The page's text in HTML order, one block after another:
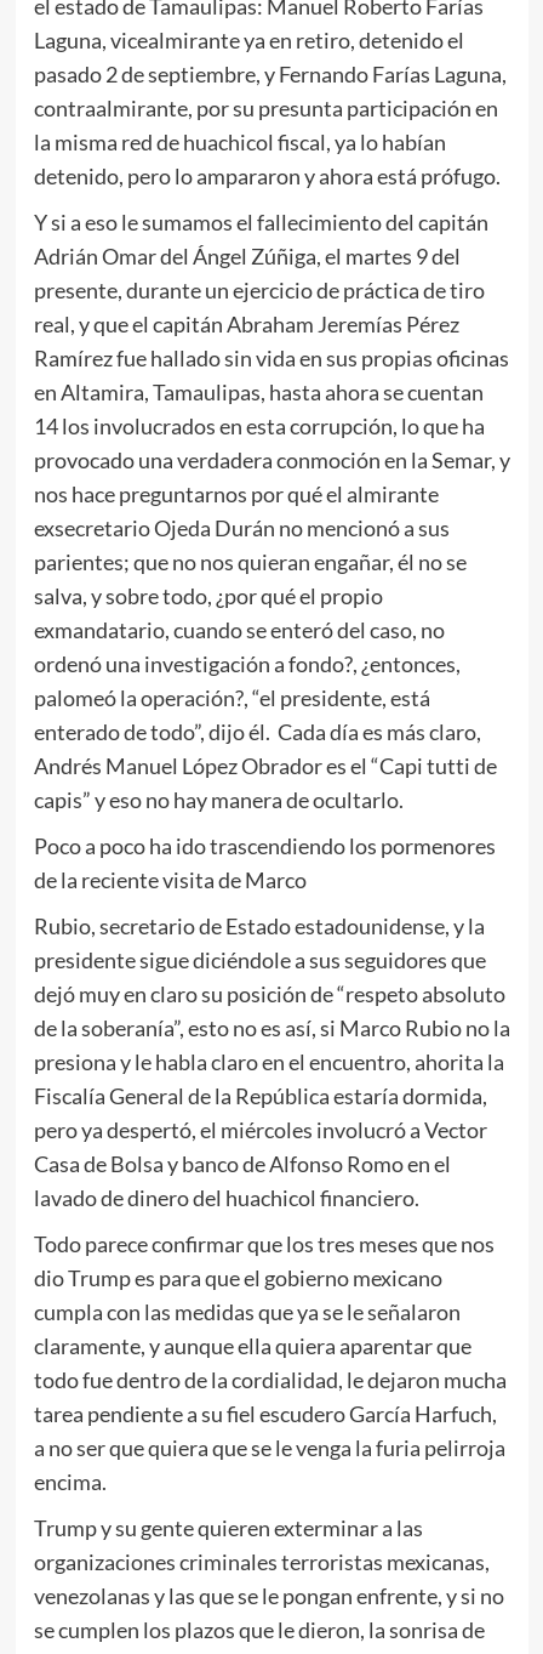
el estado de Tamaulipas: Manuel Roberto Farías
Laguna, vicealmirante ya en retiro, detenido el
pasado 2 de septiembre, y Fernando Farías Laguna,
contraalmirante, por su presunta participación en
la misma red de huachicol fiscal, ya lo habían
detenido, pero lo ampararon y ahora está prófugo.
Y si a eso le sumamos el fallecimiento del capitán
Adrián Omar del Ángel Zúñiga, el martes 9 del
presente, durante un ejercicio de práctica de tiro
real, y que el capitán Abraham Jeremías Pérez
Ramírez fue hallado sin vida en sus propias oficinas
en Altamira, Tamaulipas, hasta ahora se cuentan
14 los involucrados en esta corrupción, lo que ha
provocado una verdadera conmoción en la Semar, y
nos hace preguntarnos por qué el almirante
exsecretario Ojeda Durán no mencionó a sus
parientes; que no nos quieran engañar, él no se
salva, y sobre todo, ¿por qué el propio
exmandatario, cuando se enteró del caso, no
ordenó una investigación a fondo?, ¿entonces,
palomeó la operación?, “el presidente, está
enterado de todo”, dijo él. Cada día es más claro,
Andrés Manuel López Obrador es el “Capi tutti de
capis” y eso no hay manera de ocultarlo.
Poco a poco ha ido trascendiendo los pormenores
de la reciente visita de Marco
Rubio, secretario de Estado estadounidense, y la
presidente sigue diciéndole a sus seguidores que
dejó muy en claro su posición de “respeto absoluto
de la soberanía”, esto no es así, si Marco Rubio no la
presiona y le habla claro en el encuentro, ahorita la
Fiscalía General de la República estaría dormida,
pero ya despertó, el miércoles involucró a Vector
Casa de Bolsa y banco de Alfonso Romo en el
lavado de dinero del huachicol financiero.
Todo parece confirmar que los tres meses que nos
dio Trump es para que el gobierno mexicano
cumpla con las medidas que ya se le señalaron
claramente, y aunque ella quiera aparentar que
todo fue dentro de la cordialidad, le dejaron mucha
tarea pendiente a su fiel escudero García Harfuch,
a no ser que quiera que se le venga la furia pelirroja
encima.
Trump y su gente quieren exterminar a las
organizaciones criminales terroristas mexicanas,
venezolanas y las que se le pongan enfrente, y si no
se cumplen los plazos que le dieron, la sonrisa de